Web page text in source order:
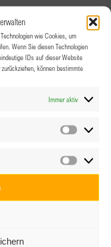
wie Cookies, um
Wenn Sie diesen Technologien
IDs auf dieser Website
können bestimmte
Immer aktiv